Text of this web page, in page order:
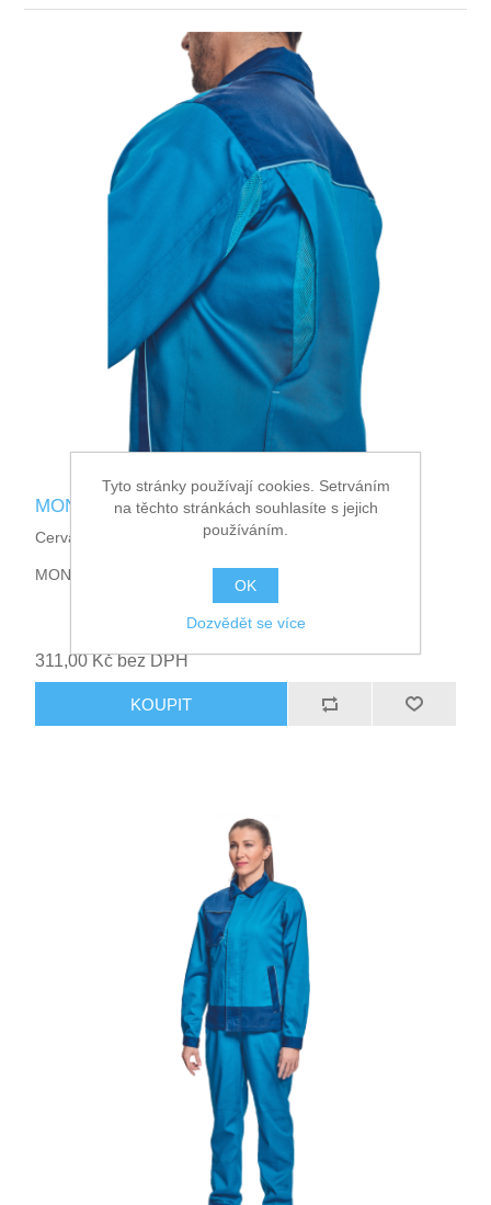
MONTROSE bunda
Cerva-CERVA -03010531
MONTROSE bunda
311,00 Kč bez DPH
KOUPIT
Tyto stránky používají cookies. Setrváním
na těchto stránkách souhlasíte s jejich
používáním.
OK
Dozvědět se více